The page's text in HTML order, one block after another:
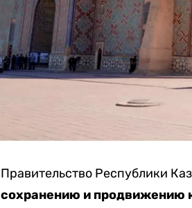
Правительство Республики
сохранению и продвижению